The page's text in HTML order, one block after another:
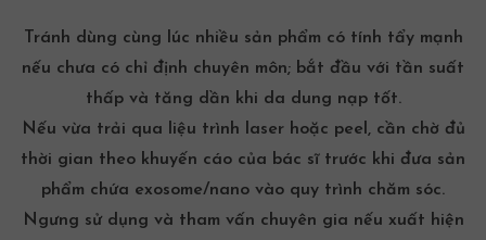
Tránh dùng cùng lúc nhiều sản phẩm có tính tẩy mạnh
nếu chưa có chỉ định chuyên môn; bắt đầu với tần suất
thấp và tăng dần khi da dung nạp tốt.
Nếu vừa trải qua liệu trình laser hoặc peel, cần chờ đủ
thời gian theo khuyến cáo của bác sĩ trước khi đưa sản
phẩm chứa exosome/nano vào quy trình chăm sóc.
Ngưng sử dụng và tham vấn chuyên gia nếu xuất hiện